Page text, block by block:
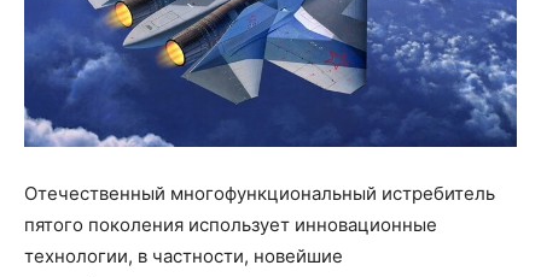
Отечественный многофункциональный истребитель
пятого поколения использует инновационные
технологии, в частности, новейшие